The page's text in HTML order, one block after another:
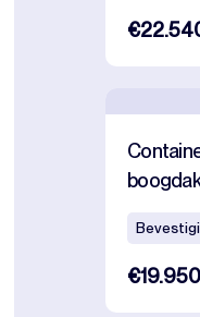
boogdak